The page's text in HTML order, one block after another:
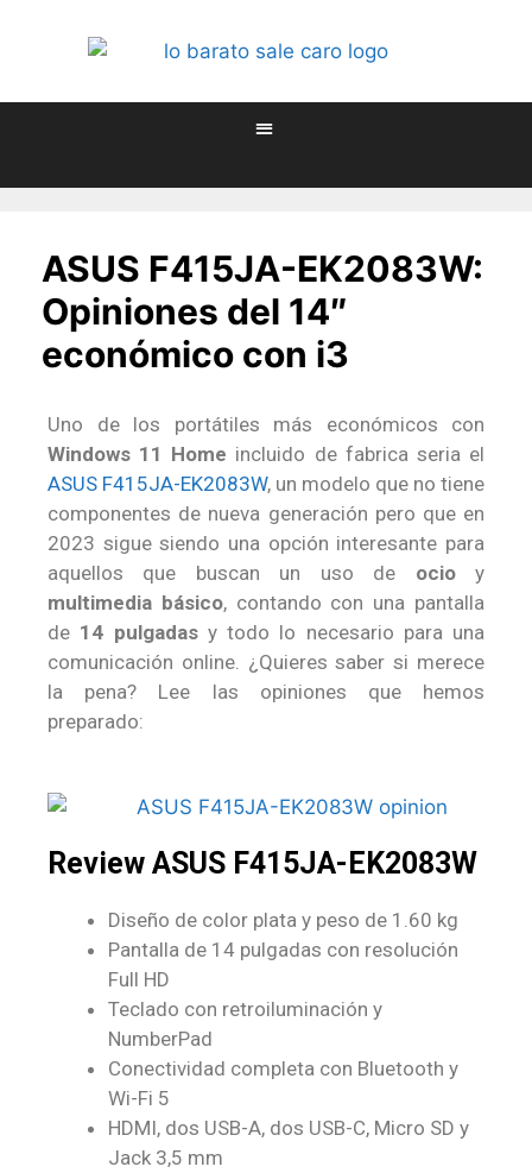
ASUS F415JA-EK2083W:
Opiniones del 14″
económico con i3
Uno de los portátiles más económicos con
Windows 11 Home incluido de fabrica seria el
ASUS F415JA-EK2083W, un modelo que no tiene
componentes de nueva generación pero que en
2023 sigue siendo una opción interesante para
aquellos que buscan un uso de ocioy
multimedia básico, contando con una pantalla
de 14 pulgadasy todo lo necesario para una
comunicación online. ¿Quieres saber si merece
la pena? Lee las opiniones que hemos
preparado:
Review ASUS F415JA-EK2083W
Diseño de color plata y peso de 1.60 kg
Pantalla de 14 pulgadas con resolución
Full HD
Teclado con retroiluminación y
NumberPad
Conectividad completa con Bluetooth y
Wi-Fi 5
HDMI, dos USB-A, dos USB-C, Micro SD y
Jack 3,5 mm